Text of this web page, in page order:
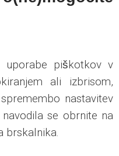
uporabe piškotkov v
ali izbrisom,
nastavitev
se obrnite na
brskalnika.